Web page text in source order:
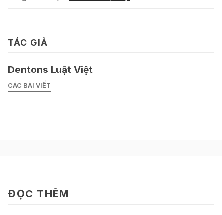
TÁC GIẢ
Dentons Luật Việt
CÁC BÀI VIẾT
ĐỌC THÊM